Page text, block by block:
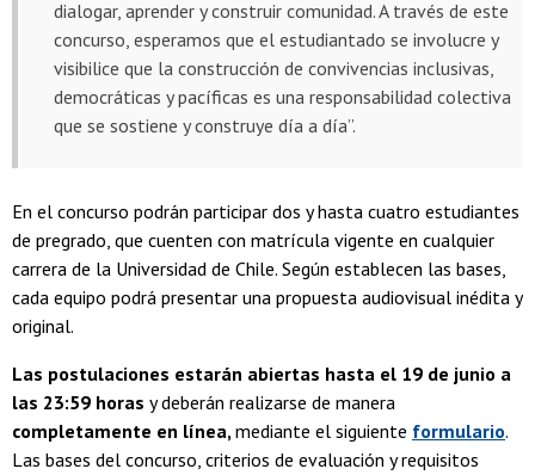
dialogar, aprender y construir comunidad. A través de este
concurso, esperamos que el estudiantado se involucre y
visibilice que la construcción de convivencias inclusivas,
democráticas y pacíficas es una responsabilidad colectiva
que se sostiene y construye día a día”.
En el concurso podrán participar dos y hasta cuatro estudiantes
de pregrado, que cuenten con matrícula vigente en cualquier
carrera de la Universidad de Chile. Según establecen las bases,
cada equipo podrá presentar una propuesta audiovisual inédita y
original.
Las postulaciones estarán abiertas hasta el 19 de junio a
las 23:59 horas y deberán realizarse de manera
completamente en línea,mediante el siguiente formulario.
Las bases del concurso, criterios de evaluación y requisitos